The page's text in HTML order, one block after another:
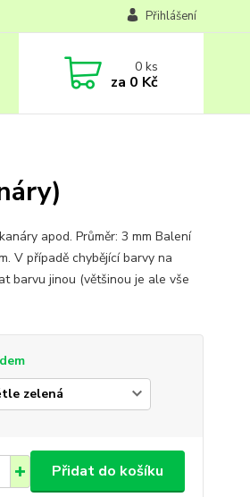
Přihlášení
0ks
za 0 Kč
apod. Průměr: 3 mm Balení
V případě chybějící barvy na
barvu jinou (většinou je ale vše
Přidat do košíku